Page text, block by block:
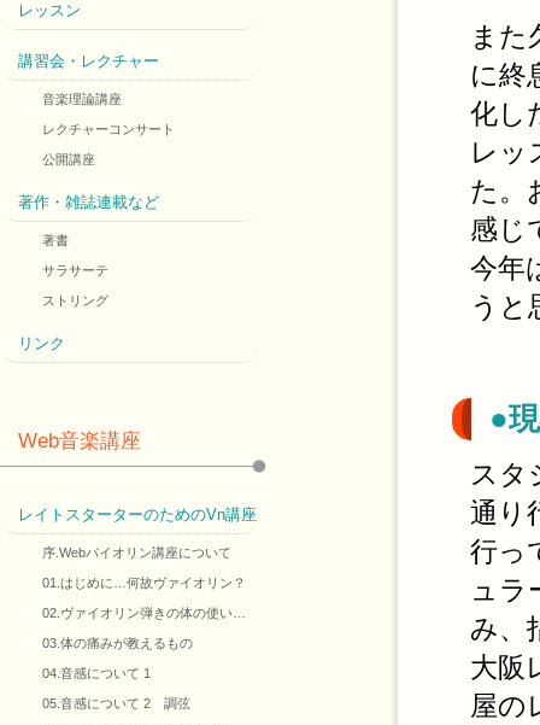
また
に終
化し
レッ
た。
感じ
今年
うと
●
スタ
通り
行っ
ュラ
み、
大阪
屋の
レッスン
講習会・レクチャー
音楽理論講座
レクチャーコンサート
公開講座
著作・雑誌連載など
著書
サラサーテ
ストリング
リンク
Web音楽講座
レイトスターターのためのVn講座
序.Webバイオリン講座について
01.はじめに…何故ヴァイオリン？
02.ヴァイオリン弾きの体の使い…
03.体の痛みが教えるもの
04.音感について 1
05.音感について 2 調弦